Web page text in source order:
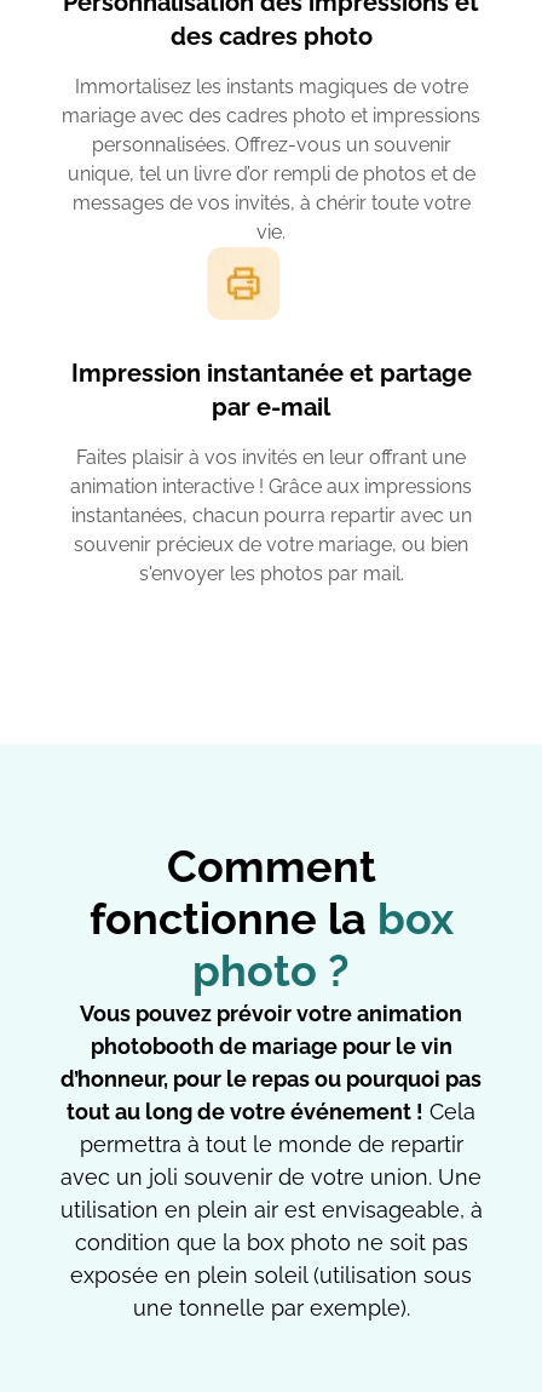
des cadres photo
Immortalisez les instants magiques de votre
mariage avec des cadres photo et impressions
personnalisées. Offrez-vous un souvenir
unique, tel un livre d’or rempli de photos et de
messages de vos invités, à chérir toute votre
vie.
Impression instantanée et partage
par e-mail
Faites plaisir à vos invités en leur offrant une
animation interactive ! Grâce aux impressions
instantanées, chacun pourra repartir avec un
souvenir précieux de votre mariage, ou bien
s'envoyer les photos par mail.
Comment
fonctionne la box
photo ?
Vous pouvez prévoir votre animation
photobooth de mariage pour le vin
d’honneur, pour le repas ou pourquoi pas
tout au long de votre événement ! Cela
permettra à tout le monde de repartir
avec un joli souvenir de votre union. Une
utilisation en plein air est envisageable, à
condition que la box photo ne soit pas
exposée en plein soleil (utilisation sous
une tonnelle par exemple).